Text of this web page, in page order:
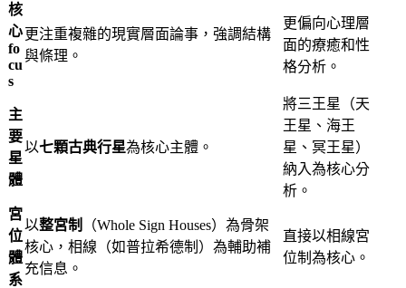
核
心
fo
cu
s
更注重複雜的現實層面論事，強調結構
與條理 。
更偏向心理層
面的療癒和性
格分析 。
主
要
星
體
以七顆古典行星為核心主體 。
將三王星（天
王星、海王
星、冥王星）
納入為核心分
析 。
宮
位
體
系
以整宮制
（Whole Sign Houses）為骨架
核心，相線（如普拉希德制）為輔助補
充信息 。
直接以相線宮
位制為核心 。